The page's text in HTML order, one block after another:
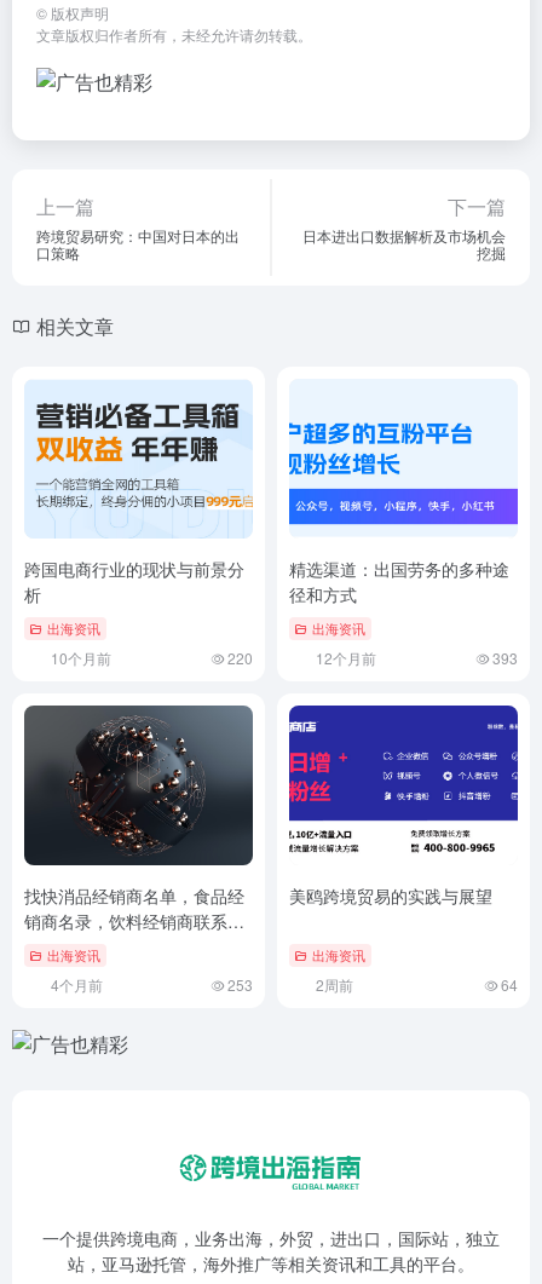
© 版权声明
文章版权归作者所有，未经允许请勿转载。
上一篇
跨境贸易研究：中国对日本的出
口策略
下一篇
日本进出口数据解析及市场机会
挖掘
相关文章
跨国电商行业的现状与前景分
析
出海资讯
10个月前 220
精选渠道：出国劳务的多种途
径和方式
出海资讯
12个月前 393
找快消品经销商名单，食品经
销商名录，饮料经销商联系方
式，就来超快消平台
出海资讯
4个月前 253
美鸥跨境贸易的实践与展望
出海资讯
2周前 64
一个提供跨境电商，业务出海，外贸，进出口，国际站，独立
站，亚马逊托管，海外推广等相关资讯和工具的平台。